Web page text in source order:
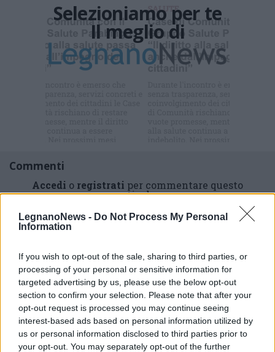
LegnanoNews - Do Not Process My Personal
Information
If you wish to opt-out of the sale, sharing to third parties, or
processing of your personal or sensitive information for
targeted advertising by us, please use the below opt-out
section to confirm your selection. Please note that after your
opt-out request is processed you may continue seeing
interest-based ads based on personal information utilized by
us or personal information disclosed to third parties prior to
your opt-out. You may separately opt-out of the further
Selezioniamo per te
Il meglio di
Commenti
Accedi o registrati per commentare questo
articolo.
L'email è richiesta ma non verrà mostrata ai visitatori. Il contenuto di questo
commento esprime il pensiero dell'autore e non rappresenta la linea editoriale
di VareseNews.it, che rimane autonoma e indipendente. I messaggi inclusi nei
sistema.